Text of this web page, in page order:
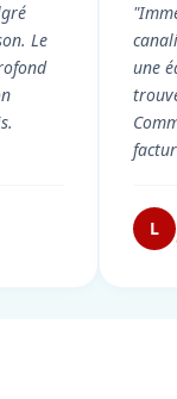
Le
une
L